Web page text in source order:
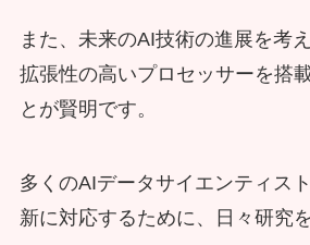
また、未来のAI技術の進展を考
拡張性の高いプロセッサーを搭
とが賢明です。
多くのAIデータサイエンティス
新に対応するために、日々研究